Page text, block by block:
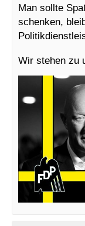
Man sollte
schenken,
Wir stehen zu